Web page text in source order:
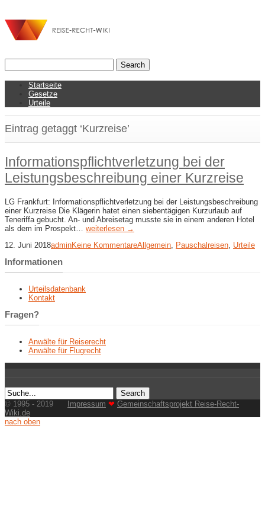
Startseite
Gesetze
Urteile
Eintrag getaggt ‘Kurzreise’
Informationspflichtverletzung bei der
Leistungsbeschreibung einer Kurzreise
LG Frankfurt: Informationspflichtverletzung bei der Leistungsbeschreibung
einer Kurzreise Die Klägerin hatet einen siebentägigen Kurzurlaub auf
Teneriffa gebucht. An- und Abreisetag musste sie in einem anderen Hotel
als dem im Prospekt… weiterlesen →
12. Juni 2018adminKeine KommentareAllgemein, Pauschalreisen, Urteile
Informationen
Urteilsdatenbank
Kontakt
Fragen?
Anwälte für Reiserecht
Anwälte für Flugrecht
© 1995 - 2019 Impressum ❤ Gemeinschaftsprojekt Reise-Recht-
Wiki.de
nach oben